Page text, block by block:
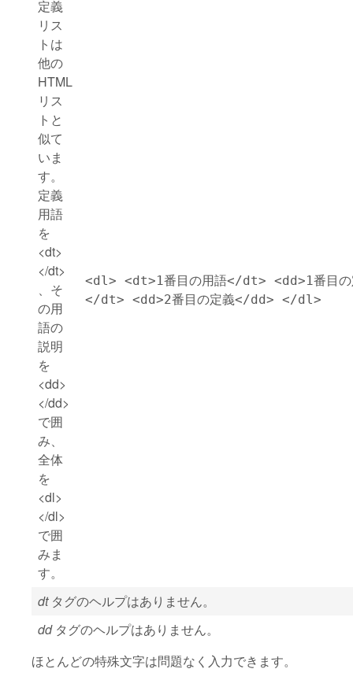
定義
リス
トは
他の
HTML
リス
トと
似て
いま
す。
定義
用語
を
<dt>
</dt>
、そ
の用
語の
説明
を
<dd>
</dd>
で囲
み、
全体
を
<dl>
</dl>
で囲
みま
す。
<dl> <dt>1番目の用語</dt> <dd>1番目
</dt> <dd>2番目の定義</dd> </dl>
dtタグのヘルプはありません。
ddタグのヘルプはありません。
ほとんどの特殊文字は問題なく入力できます。